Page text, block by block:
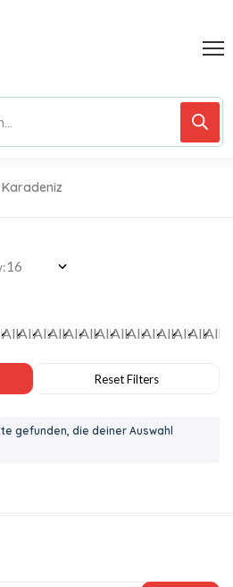
Karadeniz
gefunden, die deiner Auswahl